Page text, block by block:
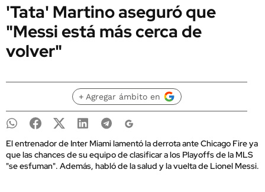
'Tata' Martino aseguró que
"Messi está más cerca de
volver"
+ Agregar ámbito en
El entrenador de Inter Miami lamentó la derrota ante Chicago Fire ya
que las chances de su equipo de clasificar a los Playoffs de la MLS
"se esfuman". Además, habló de la salud y la vuelta de Lionel Messi.